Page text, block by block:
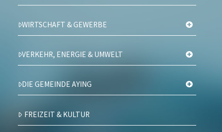
WIRTSCHAFT & GEWERBE
VERKEHR, ENERGIE & UMWELT
DIE GEMEINDE AYING
FREIZEIT & KULTUR